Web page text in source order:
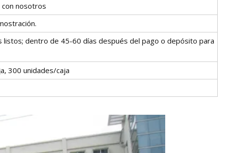
nosotros
listos; dentro de 45-60 días después del pago o depósito para
300 unidades/caja